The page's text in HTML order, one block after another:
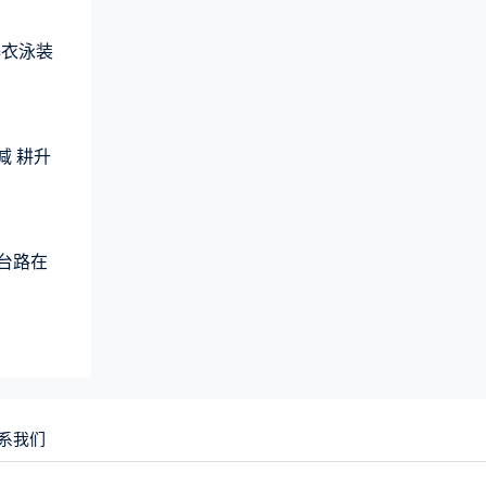
泳装
耕升
路在
我们